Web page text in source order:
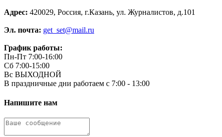
Адрес: 420029, Россия, г.Казань, ул. Журналистов, д.101
Эл. почта: get_set@mail.ru
График работы:
Пн-Пт 7:00-16:00
Сб 7:00-15:00
Вс ВЫХОДНОЙ
В праздничные дни работаем с 7:00 - 13:00
Напишите нам